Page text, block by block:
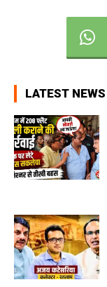
LATEST NEWS